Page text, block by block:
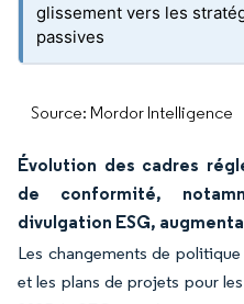
glissement vers les
passives
Source: Mordor Intelligence
Évolution des cadres
de conformité,
divulgation ESG,
Les changements de
et les plans de projets pour